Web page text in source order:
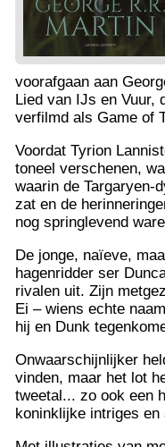
voorafgaan aan
Lied van IJs en Vuur,
verfilmd als Game of
Voordat Tyrion
toneel verschenen,
waarin de Targaryen-
zat en de
nog springlevend
De jonge, naïeve,
hagenridder ser
rivalen uit. Zijn
Ei – wiens echte
hij en Dunk
Onwaarschijnlijker
vinden, maar het lot
tweetal... zo ook een
koninklijke intriges